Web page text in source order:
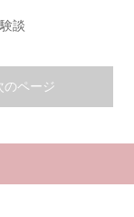
談
のページ